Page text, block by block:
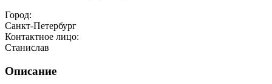
Город:
Санкт-Петербург
Контактное лицо:
Станислав
Описание